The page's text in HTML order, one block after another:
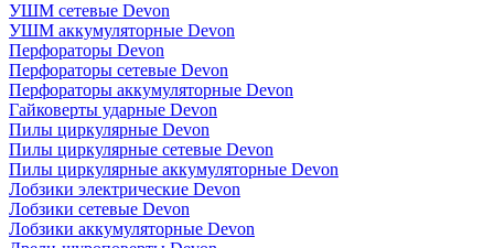
УШМ сетевые Devon
УШМ аккумуляторные Devon
Перфораторы Devon
Перфораторы сетевые Devon
Перфораторы аккумуляторные Devon
Гайковерты ударные Devon
Пилы циркулярные Devon
Пилы циркулярные сетевые Devon
Пилы циркулярные аккумуляторные Devon
Лобзики электрические Devon
Лобзики сетевые Devon
Лобзики аккумуляторные Devon